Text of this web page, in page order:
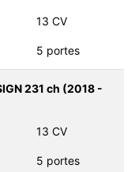
13 CV
5 portes
231 ch (2018 -
13 CV
5 portes